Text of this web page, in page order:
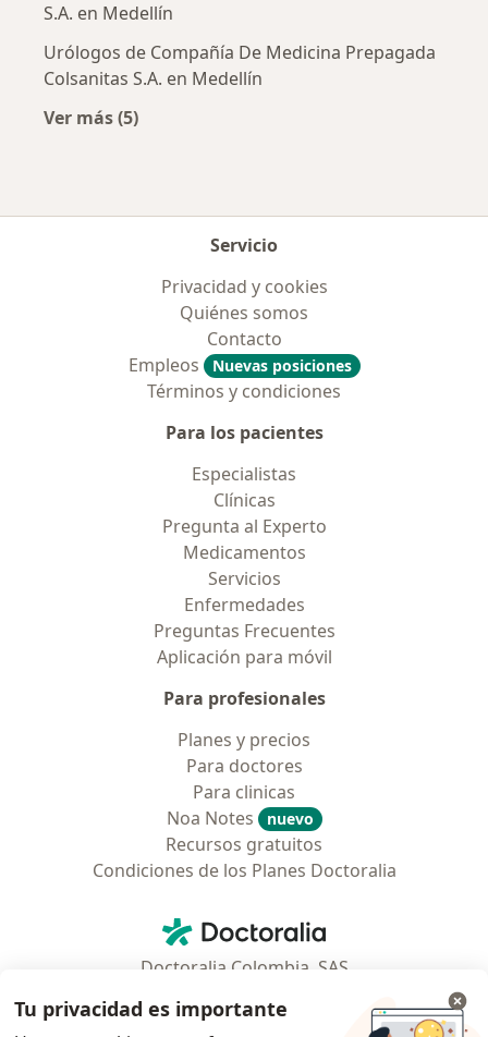
S.A. en Medellín
Urólogos de Compañía De Medicina Prepagada
Colsanitas S.A. en Medellín
Ver más (5)
Servicio
Privacidad y cookies
Quiénes somos
Contacto
Empleos
Nuevas posiciones
Términos y condiciones
Para los pacientes
Especialistas
Clínicas
Pregunta al Experto
Medicamentos
Servicios
Enfermedades
Preguntas Frecuentes
Aplicación para móvil
Para profesionales
Planes y precios
Para doctores
Para clinicas
Noa Notes
nuevo
Recursos gratuitos
Condiciones de los Planes Doctoralia
Doctoralia - Página de inicio
Doctoralia Colombia, SAS
Municipio: Bogotá D.C., Colombia
Tu privacidad es importante